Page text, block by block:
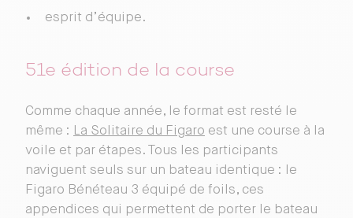
esprit d’équipe.
51e édition de la course
Comme chaque année, le format est resté le
même : La Solitaire du Figaro est une course à la
voile et par étapes. Tous les participants
naviguent seuls sur un bateau identique : le
Figaro Bénéteau 3 équipé de foils, ces
appendices qui permettent de porter le bateau